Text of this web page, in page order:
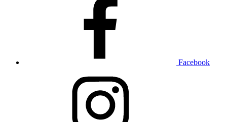
Facebook